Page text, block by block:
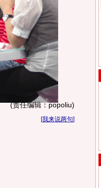
(责任编辑：popoliu)
[我来说两句]